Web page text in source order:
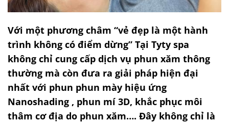
Với một phương châm “vẻ đẹp là một hành
trình không có điểm dừng” Tại Tyty spa
không chỉ cung cấp dịch vụ phun xăm thông
thường mà còn đưa ra giải pháp hiện đại
nhất với phun phun mày hiệu ứng
Nanoshading , phun mí 3D, khắc phục môi
thâm cơ địa do phun xăm…. Đây không chỉ là